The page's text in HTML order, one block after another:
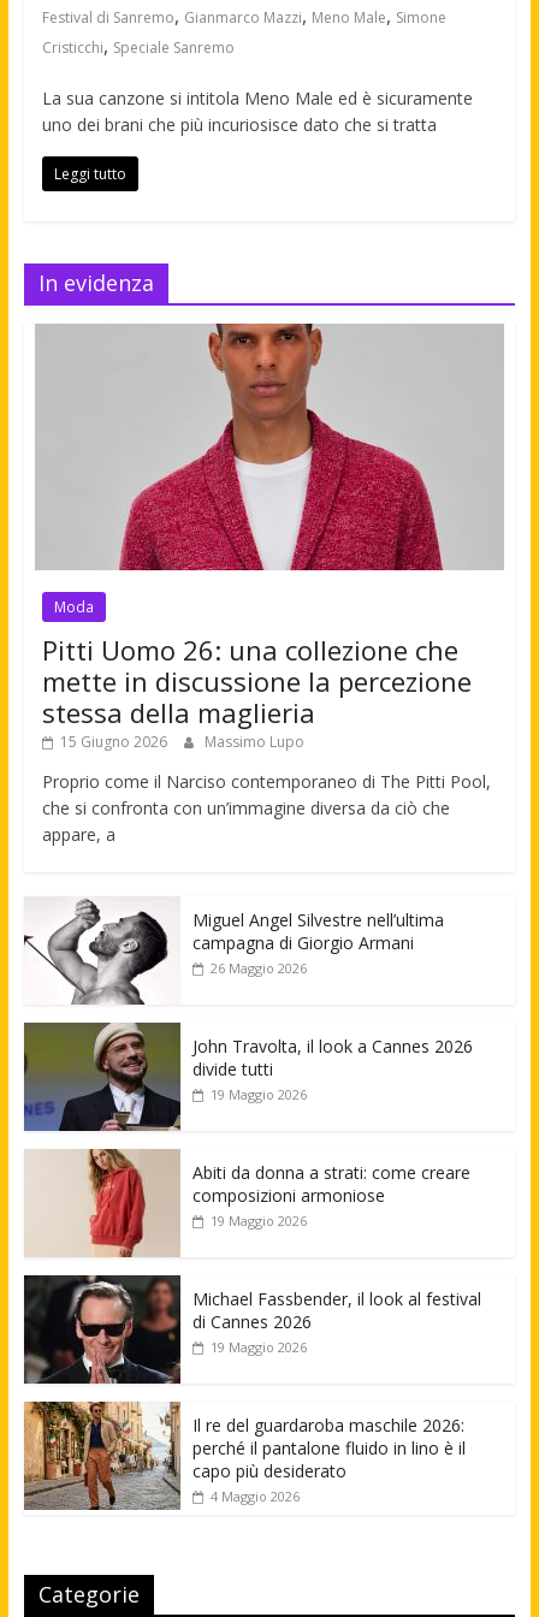
Festival di Sanremo, Gianmarco Mazzi, Meno Male, Simone
Cristicchi, Speciale Sanremo
La sua canzone si intitola Meno Male ed è sicuramente
uno dei brani che più incuriosisce dato che si tratta
Leggi tutto
In evidenza
Moda
Pitti Uomo 26: una collezione che
mette in discussione la percezione
stessa della maglieria
15 Giugno 2026 Massimo Lupo
Proprio come il Narciso contemporaneo di The Pitti Pool,
che si confronta con un’immagine diversa da ciò che
appare, a
Miguel Angel Silvestre nell’ultima
campagna di Giorgio Armani
26 Maggio 2026
John Travolta, il look a Cannes 2026
divide tutti
19 Maggio 2026
Abiti da donna a strati: come creare
composizioni armoniose
19 Maggio 2026
Michael Fassbender, il look al festival
di Cannes 2026
19 Maggio 2026
Il re del guardaroba maschile 2026:
perché il pantalone fluido in lino è il
capo più desiderato
4 Maggio 2026
Categorie